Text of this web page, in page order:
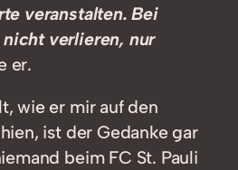
veranstalten. Bei
nicht verlieren, nur
er.
wie er mir auf den
ist der Gedanke gar
beim FC St. Pauli